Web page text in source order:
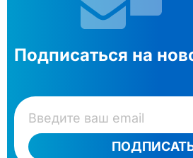
Подписаться на